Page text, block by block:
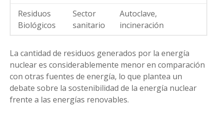
Residuos
Biológicos
Sector
sanitario
Autoclave,
incineración
La cantidad de residuos generados por la energía
nuclear es considerablemente menor en comparación
con otras fuentes de energía, lo que plantea un
debate sobre la sostenibilidad de la energía nuclear
frente a las energías renovables.